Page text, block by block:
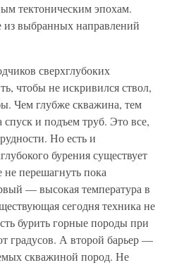
тектоническим эпохам.
из выбранных направлений
сверхглубоких
чтобы не искривился ствол,
Чем глубже скважина, тем
и подъем труб. Это все,
Но есть и
бурения существует
не перешагнуть пока
— высокая температура в
сегодня техника не
бурить горные породы при
градусов. А второй барьер —
скважиной пород. Не